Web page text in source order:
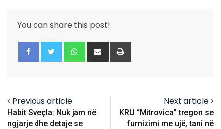
You can share this post!
Whatsapp
Share
via
Previous article
Habit Sveçla: Nuk jam në
ngjarje dhe detaje se
Next article
KRU “Mitrovica” tregon se
furnizimi me ujë, tani në